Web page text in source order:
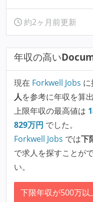
約2ヶ月前更新
年収の高い
現在 Forkwell Jobs
人を参考に年収を算出
上限年収の最高値は
829万円 でした。
Forkwell Jobs では下
で求人を探すことが
い。
下限年収が500万